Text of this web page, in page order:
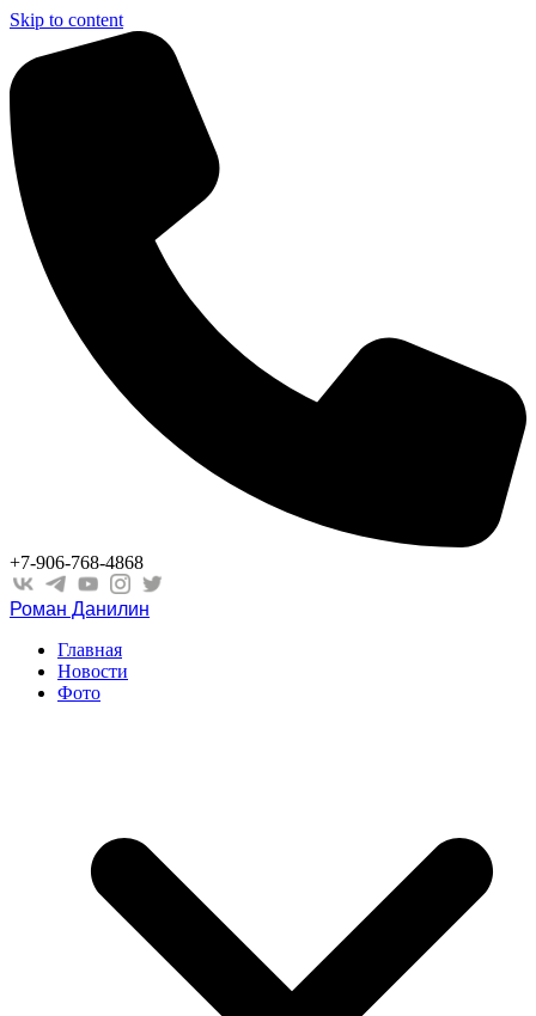
Skip to content
+7-906-768-4868
Роман Данилин
Главная
Новости
Фото